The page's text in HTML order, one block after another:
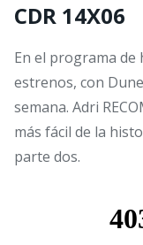
CDR 14X06
En el programa de
estrenos, con
semana. Adri
más fácil de la
parte dos.